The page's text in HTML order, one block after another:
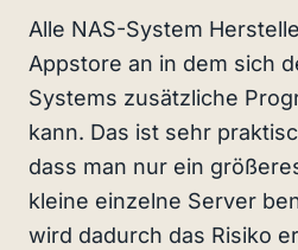
Alle NAS-System
Appstore an in dem sich
Systems zusätzliche
kann. Das ist sehr
dass man nur ein
kleine einzelne Server
wird dadurch das Risiko